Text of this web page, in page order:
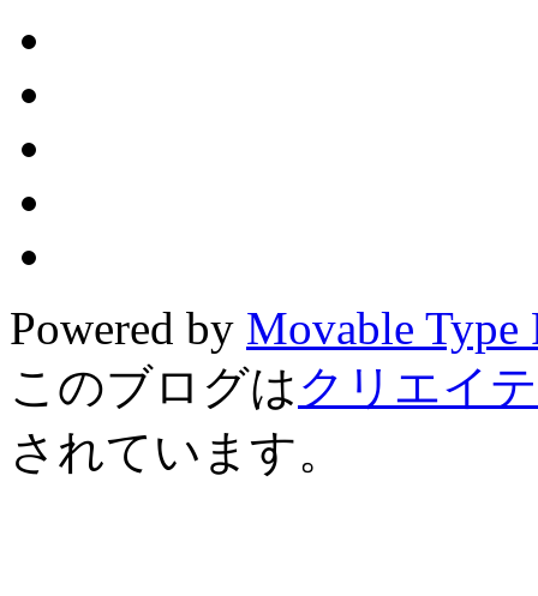
Powered by Movable Type
このブログはクリエイ
されています。